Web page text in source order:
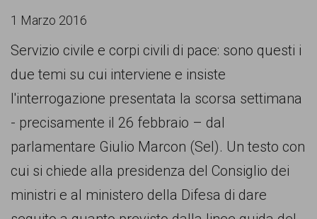
1 Marzo 2016
Servizio civile e corpi civili di pace: sono questi i
due temi su cui interviene e insiste
l'interrogazione presentata la scorsa settimana
- precisamente il 26 febbraio – dal
parlamentare Giulio Marcon (Sel). Un testo con
cui si chiede alla presidenza del Consiglio dei
ministri e al ministero della Difesa di dare